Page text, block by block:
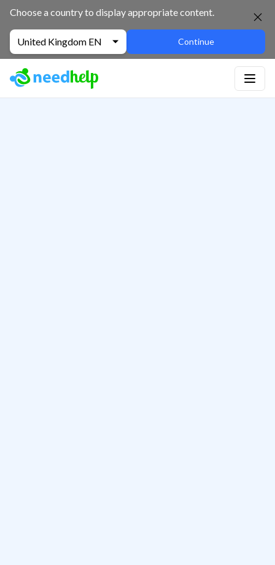
Choose a country to display appropriate content.
United Kingdom EN Continue